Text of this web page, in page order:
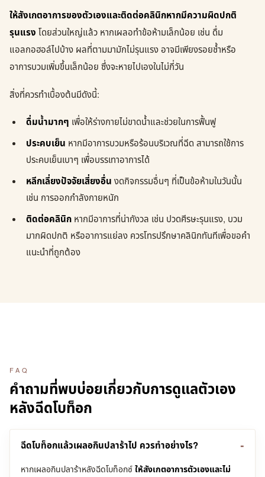
ให้สังเกตอาการของตัวเองและติดต่อคลินิกหากมีความผิดปกติ
รุนแรง โดยส่วนใหญ่แล้ว หากเผลอทำข้อห้ามเล็กน้อย เช่น ดื่ม
แอลกอฮอล์ไปบ้าง ผลที่ตามมามักไม่รุนแรง อาจมีเพียงรอยช้ำหรือ
อาการบวมเพิ่มขึ้นเล็กน้อย ซึ่งจะหายไปเองในไม่กี่วัน
สิ่งที่ควรทำเบื้องต้นมีดังนี้:
ดื่มน้ำมากๆ เพื่อให้ร่างกายไม่ขาดน้ำและช่วยในการฟื้นฟู
ประคบเย็น หากมีอาการบวมหรือร้อนบริเวณที่ฉีด สามารถใช้การ
ประคบเย็นเบาๆ เพื่อบรรเทาอาการได้
หลีกเลี่ยงปัจจัยเสี่ยงอื่น งดกิจกรรมอื่นๆ ที่เป็นข้อห้ามในวันนั้น
เช่น การออกกำลังกายหนัก
ติดต่อคลินิก หากมีอาการที่น่ากังวล เช่น ปวดศีรษะรุนแรง, บวม
มากผิดปกติ หรืออาการแย่ลง ควรโทรปรึกษาคลินิกทันทีเพื่อขอคำ
แนะนำที่ถูกต้อง
FAQ
คำถามที่พบบ่อยเกี่ยวกับการดูแลตัวเอง
หลังฉีดโบท็อก
ฉีดโบท็อกแล้วเผลอกินปลาร้าไป ควรทำอย่างไร?
หากเผลอกินปลาร้าหลังฉีดโบท็อกซ์ให้สังเกตอาการตัวเองและไม่